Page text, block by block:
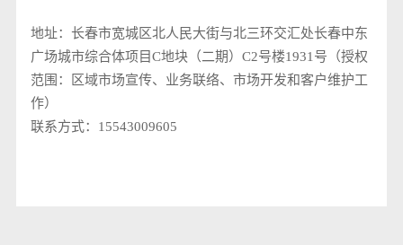
地址：长春市宽城区北人民大街与北三环交汇处长春中东
广场城市综合体项目C地块（二期）C2号楼1931号（授权
范围：区域市场宣传、业务联络、市场开发和客户维护工
作）
联系方式：15543009605